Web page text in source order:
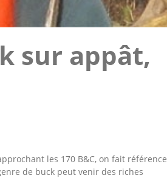
sur appât,
les 170 B&C, on fait référence
de buck peut venir des riches